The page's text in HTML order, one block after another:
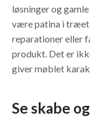
løsninger og
være patina i træet,
reparationer eller
produkt. Det er
giver møblet
Se skabe